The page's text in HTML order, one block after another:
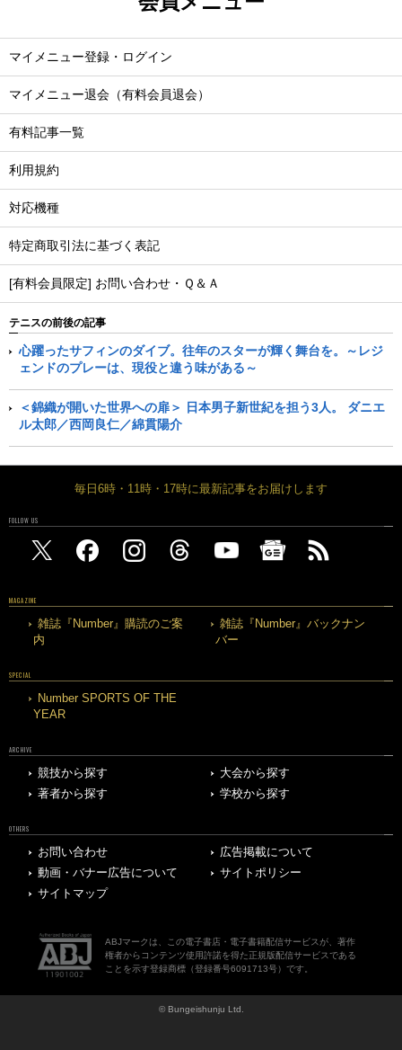
マイメニュー登録・ログイン
マイメニュー退会（有料会員退会）
有料記事一覧
利用規約
対応機種
特定商取引法に基づく表記
[有料会員限定] お問い合わせ・Ｑ＆Ａ
テニスの前後の記事
心躍ったサフィンのダイブ。往年のスターが輝く舞台を。～レジ
ェンドのプレーは、現役と違う味がある～
＜錦織が開いた世界への扉＞ 日本男子新世紀を担う3人。 ダニエ
ル太郎／西岡良仁／綿貫陽介
毎日6時・11時・17時に最新記事をお届けします
FOLLOW US
MAGAZINE
雑誌『Number』購読のご案
内
雑誌『Number』バックナン
バー
SPECIAL
Number SPORTS OF THE
YEAR
ARCHIVE
競技から探す
大会から探す
著者から探す
学校から探す
OTHERS
お問い合わせ
広告掲載について
動画・バナー広告について
サイトポリシー
サイトマップ
ABJマークは、この電子書店・電子書籍配信サービスが、著作
権者からコンテンツ使用許諾を得た正規版配信サービスである
ことを示す登録商標（登録番号6091713号）です。
© Bungeishunju Ltd.